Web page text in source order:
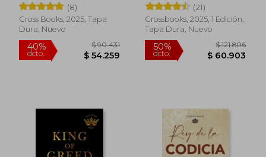
(8)
Cross Books, 2025, Tapa
Dura, Nuevo
(21)
Crossbooks, 2025, 1 Edición,
Tapa Dura, Nuevo